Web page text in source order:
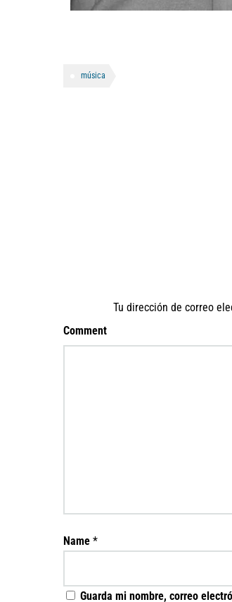
música
Tu dirección de correo
Comment
Name *
Guarda mi nombre, correo